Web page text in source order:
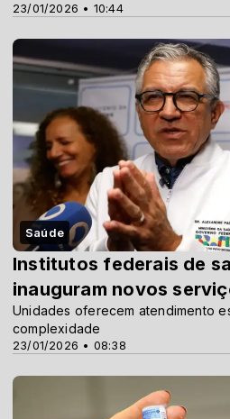
23/01/2026 • 10:44
Saúde
23/01/2026 • 08:38
Institutos federais de
inauguram novos
Unidades oferecem atendimento
complexidade